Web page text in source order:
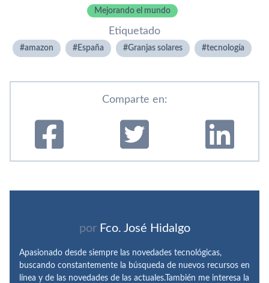
Mejorando el mundo
Etiquetado
amazon España Granjas solares tecnologí­a
Comparte en:
por Fco. José Hidalgo
Apasionado desde siempre las novedades tecnológicas,
buscando constantemente la búsqueda de nuevos recursos en
línea y de las novedades de las actuales.También me interesa la